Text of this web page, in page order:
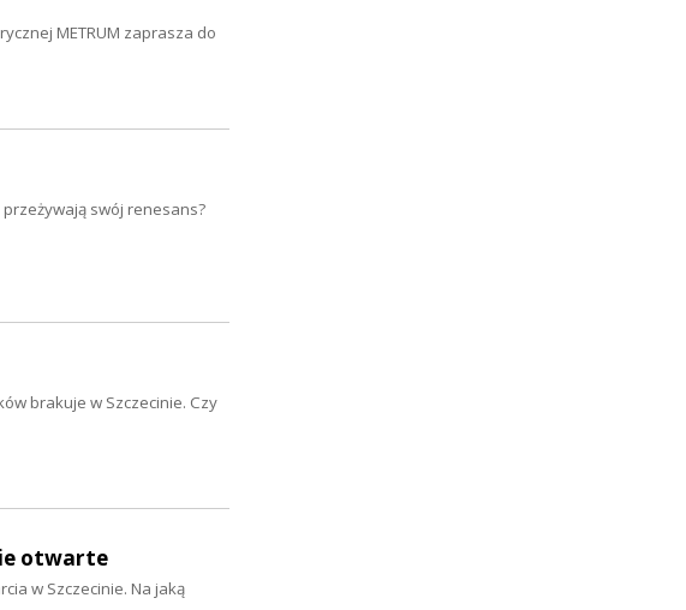
METRUM zaprasza do
swój renesans?
brakuje w Szczecinie. Czy
otwarte
w Szczecinie. Na jaką